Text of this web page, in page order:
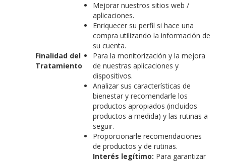
Finalidad del
Tratamiento
Mejorar nuestros sitios web /
aplicaciones.
Enriquecer su perfil si hace una
compra utilizando la información de
su cuenta.
Para la monitorización y la mejora
de nuestras aplicaciones y
dispositivos.
Analizar sus características de
bienestar y recomendarle los
productos apropiados (incluidos
productos a medida) y las rutinas a
seguir.
Proporcionarle recomendaciones
de productos y de rutinas.
Interés legítimo: Para garantizar